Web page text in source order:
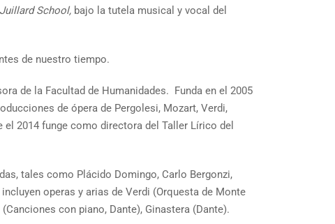
Juillard School, bajo la tutela musical y vocal del
de nuestro tiempo.
de la Facultad de Humanidades. Funda en el 2005
de ópera de Pergolesi, Mozart, Verdi,
2014 funge como directora del Taller Lírico del
tales como Plácido Domingo, Carlo Bergonzi,
operas y arias de Verdi (Orquesta de Monte
con piano, Dante), Ginastera (Dante).